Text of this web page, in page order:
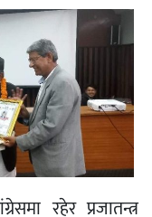
रहेर प्रजातन्त्र